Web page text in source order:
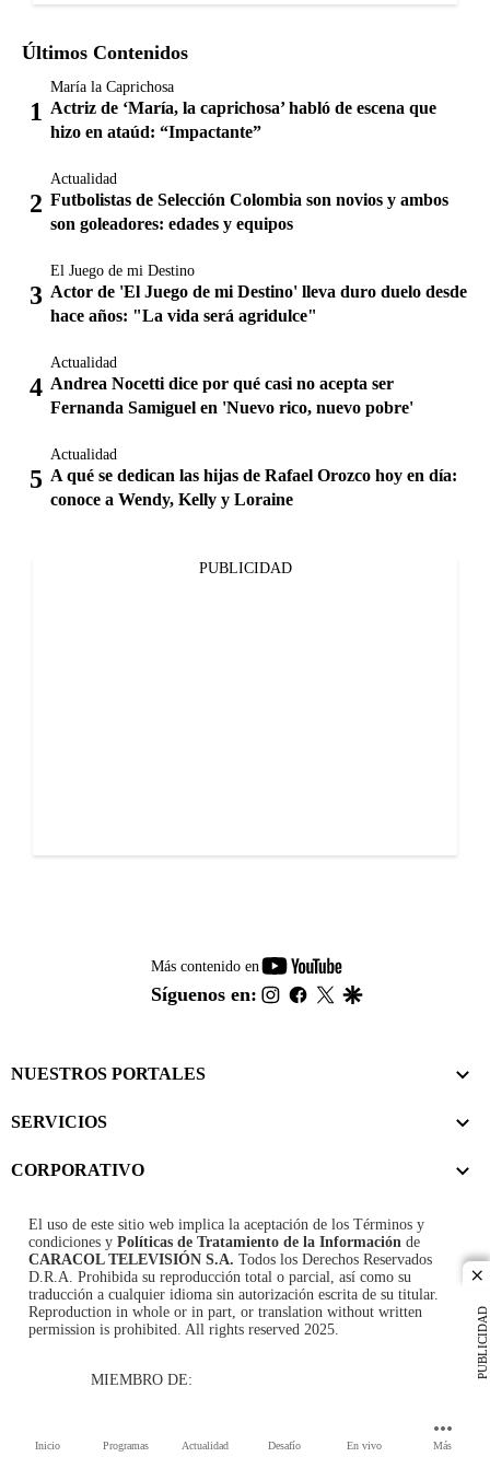
Inicio Programas Actualidad Desafío En vivo Más
PUBLICIDAD
Últimos Contenidos
María la Caprichosa
Actriz de ‘María, la caprichosa’ habló de escena que
hizo en ataúd: “Impactante”
Actualidad
Futbolistas de Selección Colombia son novios y ambos
son goleadores: edades y equipos
El Juego de mi Destino
Actor de 'El Juego de mi Destino' lleva duro duelo desde
hace años: "La vida será agridulce"
Actualidad
Andrea Nocetti dice por qué casi no acepta ser
Fernanda Samiguel en 'Nuevo rico, nuevo pobre'
Actualidad
A qué se dedican las hijas de Rafael Orozco hoy en día:
conoce a Wendy, Kelly y Loraine
PUBLICIDAD
Más contenido en
youtube-
footer
Síguenos en: instagram
facebook
twitter
NUESTROS PORTALES
SERVICIOS
CORPORATIVO
El uso de este sitio web implica la aceptación de los Términos y
condiciones y Políticas de Tratamiento de la Información de
CARACOL TELEVISIÓN S.A. Todos los Derechos Reservados
D.R.A. Prohibida su reproducción total o parcial, así como su
traducción a cualquier idioma sin autorización escrita de su titular.
Reproduction in whole or in part, or translation without written
permission is prohibited. All rights reserved 2025.
MIEMBRO DE: